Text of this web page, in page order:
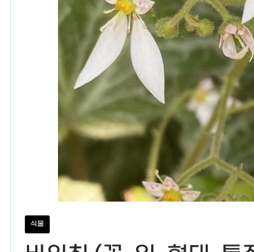
식물
도마
김새)
2026